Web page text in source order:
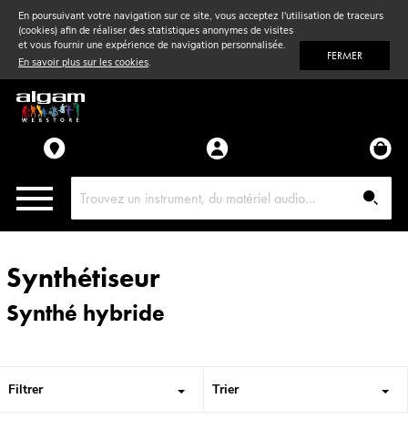
En poursuivant votre navigation sur ce site, vous acceptez l'utilisation de traceurs
(cookies) afin de réaliser des statistiques anonymes de visites
et vous fournir une expérience de navigation personnalisée.
En savoir plus sur les cookies. FERMER
Vent& Violon
Accessoires
Pièces détachées
Synthétiseur
Synthé hybride
Trier
Filtrer